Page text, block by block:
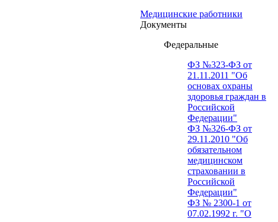
Медицинские работники
Документы
Федеральные
ФЗ №323-ФЗ от
21.11.2011 "Об
основах охраны
здоровья граждан в
Российской
Федерации"
ФЗ №326-ФЗ от
29.11.2010 "Об
обязательном
медицинском
страховании в
Российской
Федерации"
ФЗ № 2300-1 от
07.02.1992 г. "О